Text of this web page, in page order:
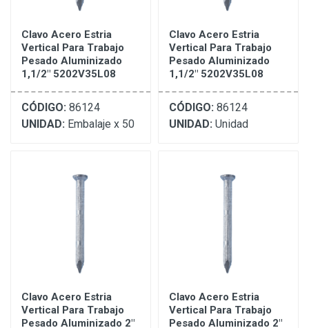
Clavo Acero Estria
Vertical Para Trabajo
Pesado Aluminizado
1,1/2" 5202V35L08
CÓDIGO: 86124
UNIDAD: Embalaje x 50
Clavo Acero Estria
Vertical Para Trabajo
Pesado Aluminizado
1,1/2" 5202V35L08
CÓDIGO: 86124
UNIDAD: Unidad
Clavo Acero Estria
Vertical Para Trabajo
Pesado Aluminizado 2"
Clavo Acero Estria
Vertical Para Trabajo
Pesado Aluminizado 2"